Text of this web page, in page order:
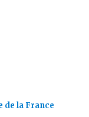
de la France